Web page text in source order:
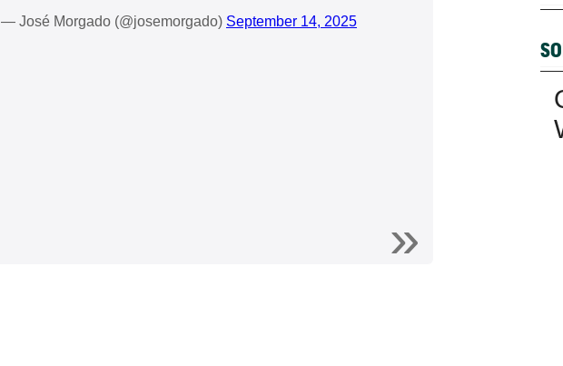
— José Morgado (@josemorgado) September 14, 2025